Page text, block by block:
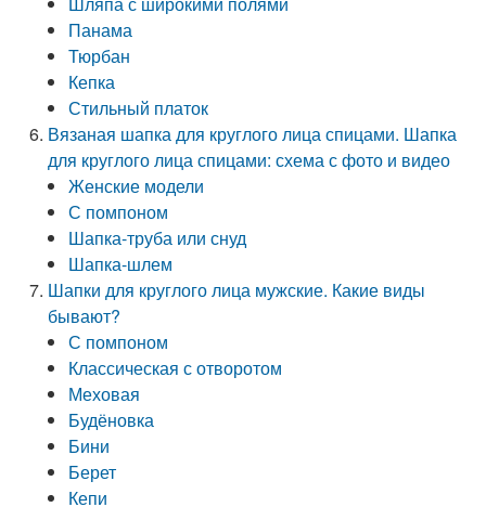
Панама
Тюрбан
Кепка
Стильный платок
Вязаная шапка для круглого лица спицами. Шапка
для круглого лица спицами: схема с фото и видео
Женские модели
С помпоном
Шапка-труба или снуд
Шапка-шлем
Шапки для круглого лица мужские. Какие виды
бывают?
С помпоном
Классическая с отворотом
Меховая
Будёновка
Бини
Берет
Кепи